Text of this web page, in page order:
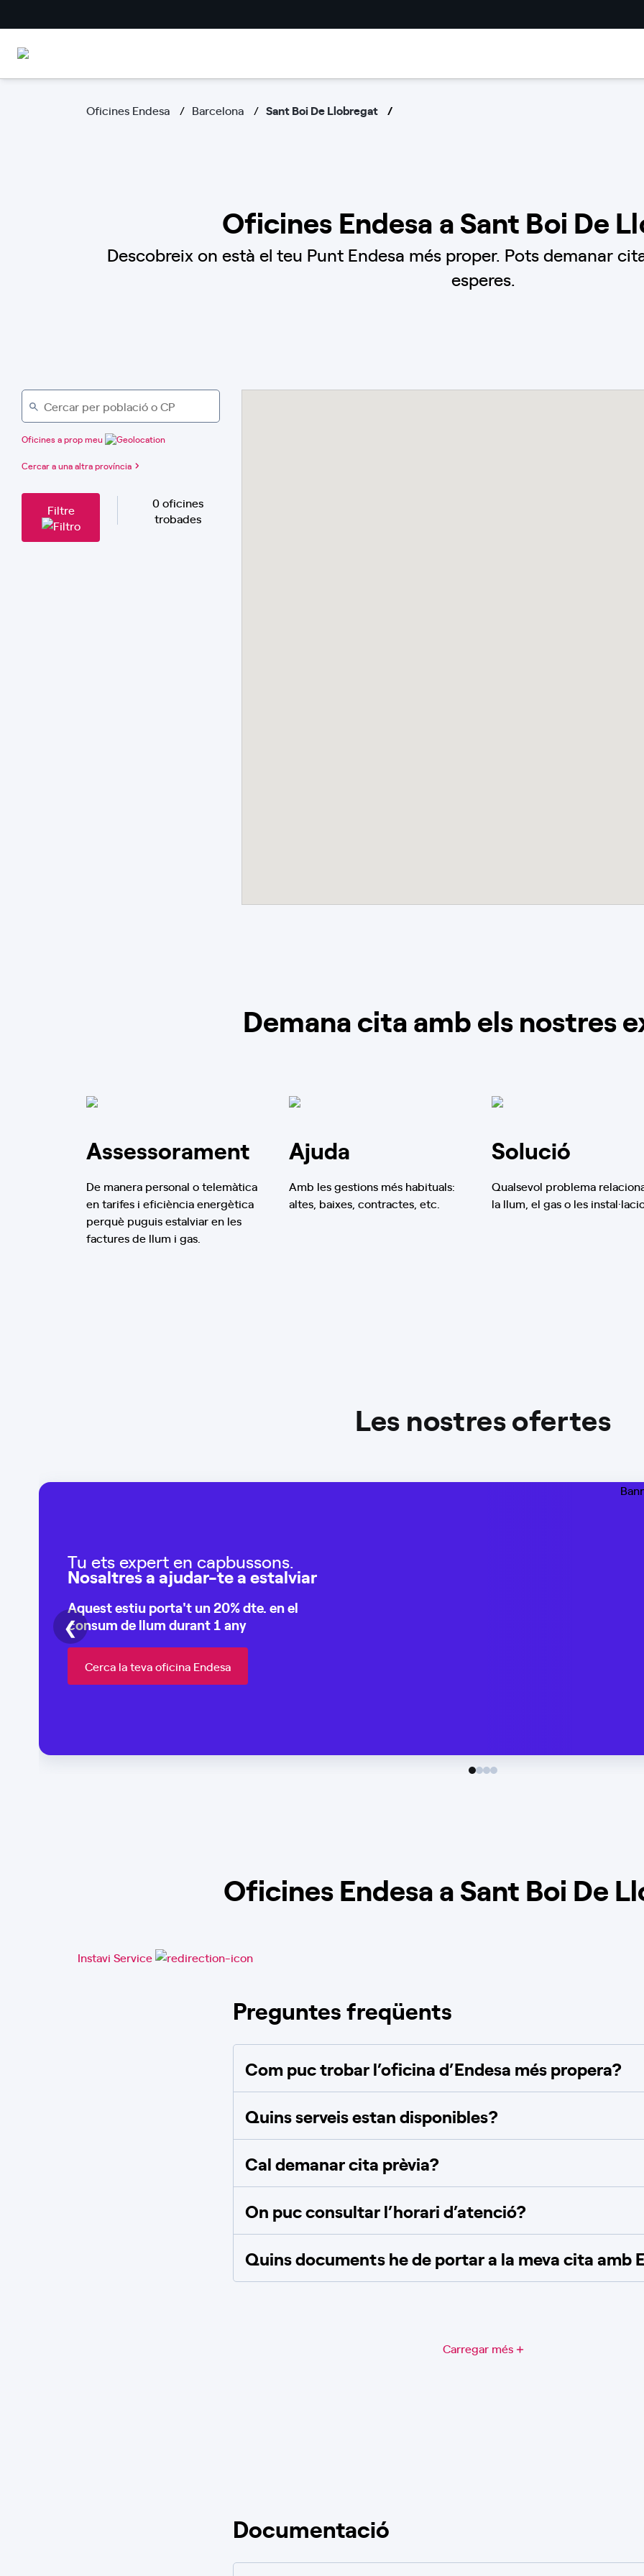
Oficines Endesa Barcelona Sant Boi De Llobregat
Oficines Endesa a Sant Boi De
Descobreix on està el teu Punt Endesa més proper. Pots demanar
esperes.
Oficines a prop meu
Cercar a una altra província
Filtre
0 oficines
trobades
Demana cita amb els nostres
Assessorament
De manera personal o telemàtica
en tarifes i eficiència energètica
perquè puguis estalviar en les
factures de llum i gas.
Ajuda
Amb les gestions més habituals:
altes, baixes, contractes, etc.
Solució
Qualsevol problema
la llum, el gas o les
Les nostres ofertes
Tu ets expert en capbussons.
Nosaltres a ajudar-te a estalviar
Aquest estiu porta't un20% dte.en el
consum dellum durant 1 any
Cerca la teva oficina Endesa
❮
Oficines Endesa a Sant Boi De
Instavi Service
Preguntes freqüents
Com puc trobar l’oficina d’Endesa més propera?
Quins serveis estan disponibles?
Cal demanar cita prèvia?
On puc consultar l’horari d’atenció?
Quins documents he de portar a la meva cita amb
Carregar més
Documentació